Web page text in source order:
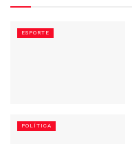
ESPORTE
POLÍTICA